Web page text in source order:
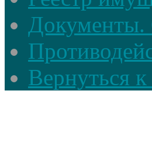
Документы.
Вернуться к